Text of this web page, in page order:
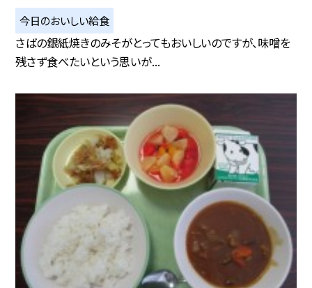
今日のおいしい給食
さばの銀紙焼きのみそがとってもおいしいのですが、味噌を
残さず食べたいという思いが...